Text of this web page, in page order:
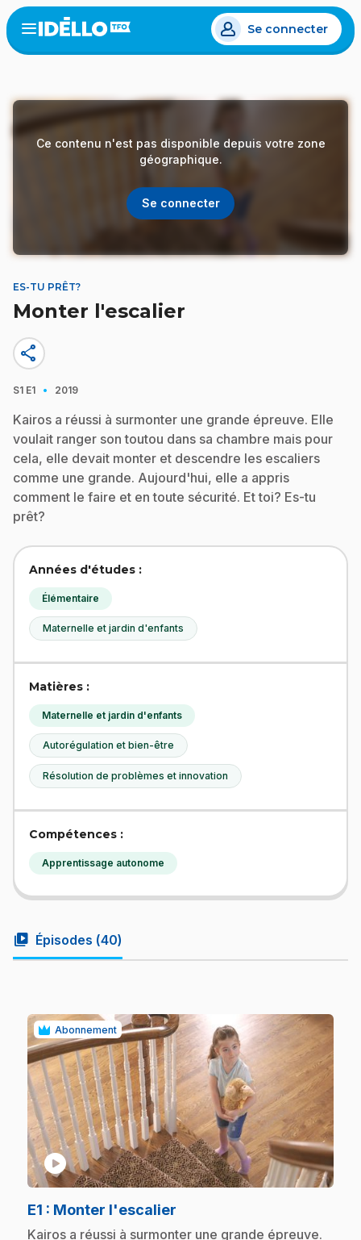
Aller
au
contenu
Open
menu
Se connecter
Ce contenu n'est pas disponible depuis votre zone
géographique.
Se connecter
ES-TU PRÊT?
Monter l'escalier
share
S1 E1 · 2019
Kairos a réussi à surmonter une grande épreuve. Elle
voulait ranger son toutou dans sa chambre mais pour
cela, elle devait monter et descendre les escaliers
comme une grande. Aujourd'hui, elle a appris
comment le faire et en toute sécurité. Et toi? Es-tu
prêt?
Années d'études :
Élémentaire
Maternelle et jardin d'enfants
Matières :
Maternelle et jardin d'enfants
Autorégulation et bien-être
Résolution de problèmes et innovation
Compétences :
Apprentissage autonome
video_library Épisodes (40)
Abonnement
play_circle
E1 : Monter l'escalier
.Kairos a réussi à surmonter une grande épreuve.